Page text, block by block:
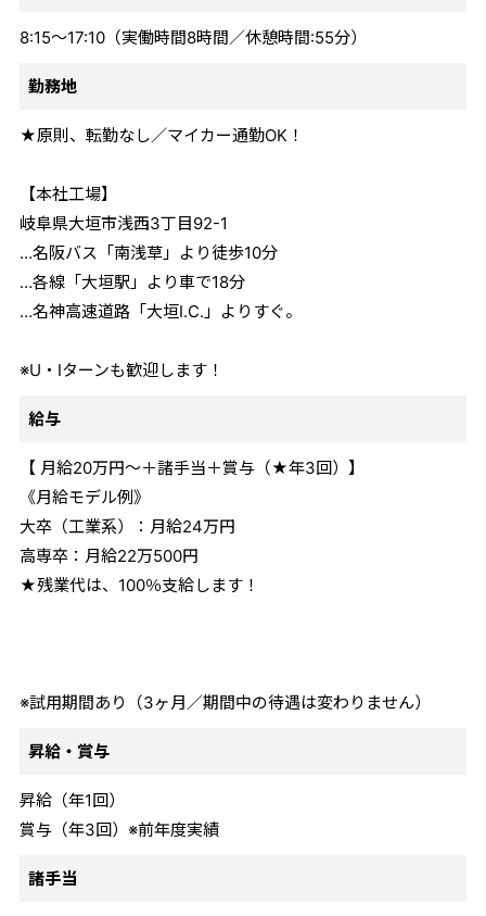
8:15～17:10（実働時間8時間／休憩時間:55分）
勤務地
★原則、転勤なし／マイカー通勤OK！
【本社工場】
岐阜県大垣市浅西3丁目92-1
…名阪バス「南浅草」より徒歩10分
…各線「大垣駅」より車で18分
…名神高速道路「大垣I.C.」よりすぐ。
※U・Iターンも歓迎します！
給与
【 月給20万円～＋諸手当＋賞与（★年3回）】
《月給モデル例》
大卒（工業系）：月給24万円
高専卒：月給22万500円
★残業代は、100％支給します！
※試用期間あり（3ヶ月／期間中の待遇は変わりません）
昇給・賞与
昇給（年1回）
賞与（年3回）※前年度実績
諸手当